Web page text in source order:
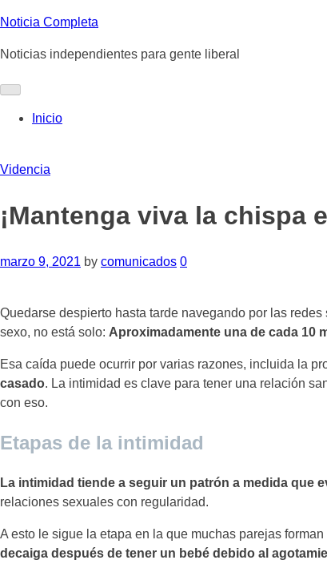
Skip
content
Noticia Completa
Noticias independientes para gente liberal
Inicio
Videncia
¡Mantenga viva la chispa
marzo 9, 2021 by comunicados 0
Quedarse despierto hasta tarde navegando por las
sexo, no está solo: Aproximadamente una de cada 10
Esa caída puede ocurrir por varias razones, incluida la
casado. La intimidad es clave para tener una relación
con eso.
Etapas de la intimidad
La intimidad tiende a seguir un patrón a medida que
relaciones sexuales con regularidad.
A esto le sigue la etapa en la que muchas parejas
decaiga después de tener un bebé debido al